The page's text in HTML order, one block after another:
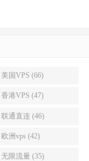
美国VPS (66)
香港VPS (47)
联通直连 (46)
欧洲vps (42)
无限流量 (35)